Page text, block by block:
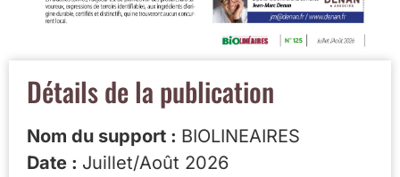
Détails de la publication
Nom du support : BIOLINEAIRES
Date : Juillet/Août 2026